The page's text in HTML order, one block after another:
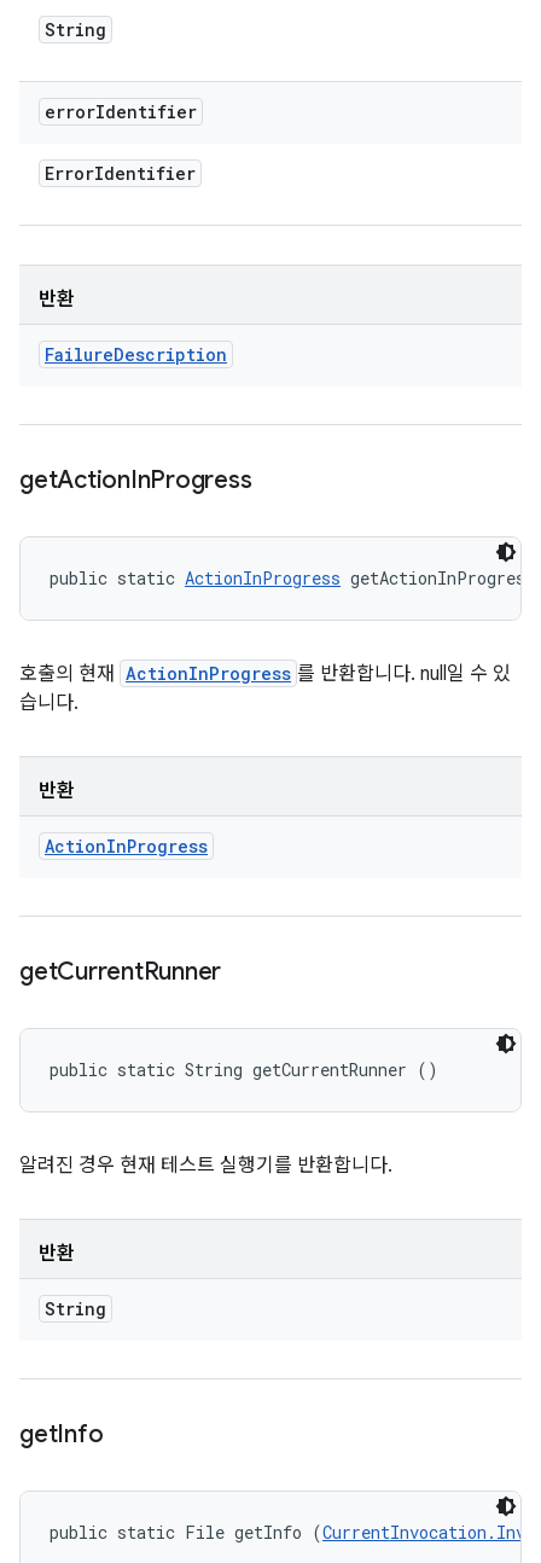
String
errorIdentifier
ErrorIdentifier
반환
FailureDescription
getActionInProgress
public static ActionInProgress
호출의 현재 ActionInProgress 를 반환합니다. null일 수 있
습니다.
반환
ActionInProgress
getCurrentRunner
public static String getCurrentRunner ()
알려진 경우 현재 테스트 실행기를 반환합니다.
반환
String
getInfo
public static File getInfo (